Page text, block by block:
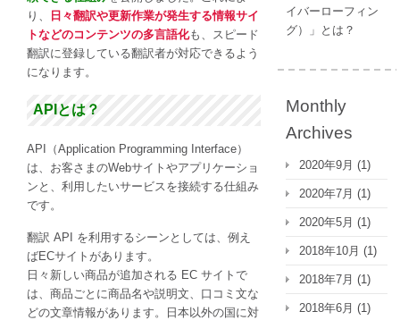
月
1
日
か
提
開
始
は
り、
日々翻訳や更新作業が発生する情報サイ
トなどのコンテンツの多言語化も、スピード
翻訳に登録している翻訳者が対応できるよう
になります。
APIとは？
API（Application Programming Interface）
は、お客さまのWebサイトやアプリケーショ
ンと、利用したいサービスを接続する仕組み
です。
翻訳 API を利用するシーンとしては、例え
ばECサイトがあります。
日々新しい商品が追加される EC サイトで
は、商品ごとに商品名や説明文、口コミ文な
どの文章情報があります。日本以外の国に対
イバーローフィン
グ）」とは？
Monthly
Archives
2020年9月 (1)
2020年7月 (1)
2020年5月 (1)
2018年10月 (1)
2018年7月 (1)
2018年6月 (1)